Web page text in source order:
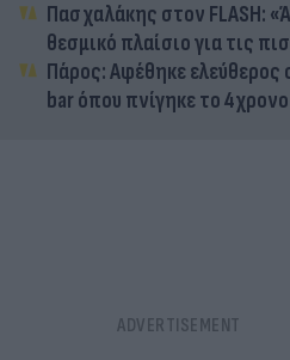
Πασχαλάκης στον FLASH:
θεσμικό πλαίσιο για τις
Πάρος: Αφέθηκε ελεύθερος
bar όπου πνίγηκε το